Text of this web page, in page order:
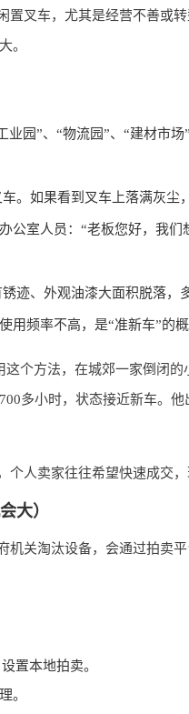
置叉车，尤其是经营不善或
。
业园”、“物流园”、“建材市
。如果看到叉车上落满灰尘
公室人员：“老板您好，我们
迹、外观油漆大面积脱落，
频率不高，是“准新车”的概
个方法，在城郊一家倒闭
多小时，状态接近新车。
人卖家往往希望快速成交，
大）
机关淘汰设备，会通过拍卖
置本地拍卖。
。